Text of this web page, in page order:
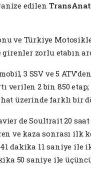
edilen
ve Türkiye
girenler zorlu etabın
3 SSV ve 5
verilen 2 bin 850
üzerinde farklı bir
de Soultrait 20
ve kaza sonrası ilk
41 dakika 11 saniye
50 saniye ile